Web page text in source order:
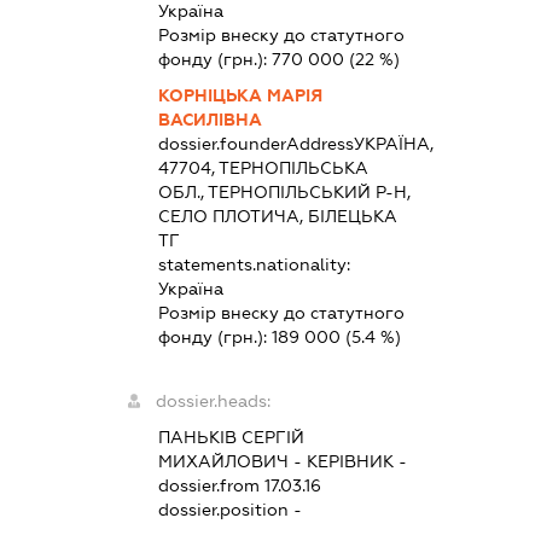
Україна
Розмір внеску до статутного
фонду (грн.):770 000 (22 %)
КОРНІЦЬКА МАРІЯ
ВАСИЛІВНА
dossier.founderAddressУКРАЇНА,
47704, ТЕРНОПІЛЬСЬКА
ОБЛ., ТЕРНОПІЛЬСЬКИЙ Р-Н,
СЕЛО ПЛОТИЧА, БІЛЕЦЬКА
ТГ
statements.nationality:
Україна
Розмір внеску до статутного
фонду (грн.):189 000 (5.4 %)
dossier.heads:
ПАНЬКІВ СЕРГІЙ
МИХАЙЛОВИЧ - КЕРІВНИК -
dossier.from 17.03.16
dossier.position -